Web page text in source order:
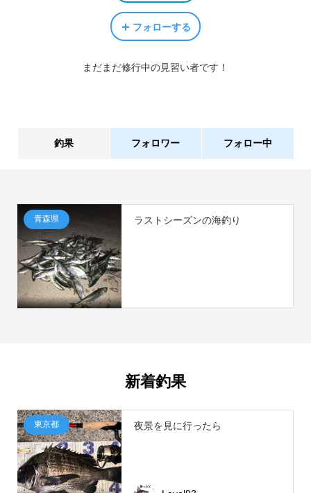
フォローする
まだまだ修行中の見習い者です！
釣果 1件
フォロワー 1人
フォロー中
青森県 ラストシーズンの海釣り
新着釣果
東京都 夜景を見に行ったら